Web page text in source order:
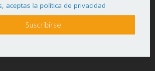
aceptas la política de privacidad